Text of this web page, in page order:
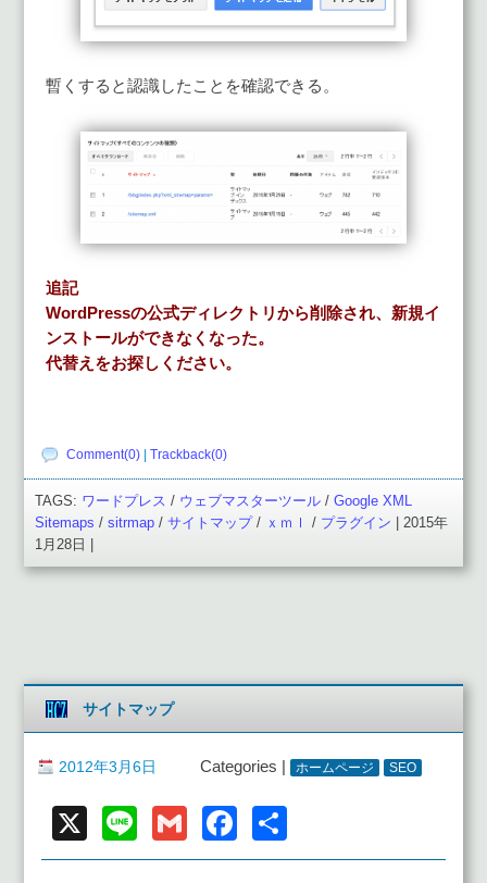
暫くすると認識したことを確認できる。
追記
WordPressの公式ディレクトリから削除され、新規イ
ンストールができなくなった。
代替えをお探しください。
Comment(0) | Trackback(0)
TAGS: ワードプレス / ウェブマスターツール / Google XML
Sitemaps / sitrmap / サイトマップ/ ｘｍｌ / プラグイン | 2015年
1月28日 |
サイトマップ
2012年3月6日 Categories | ホームページ SEO
X Line GmailFacebook
有